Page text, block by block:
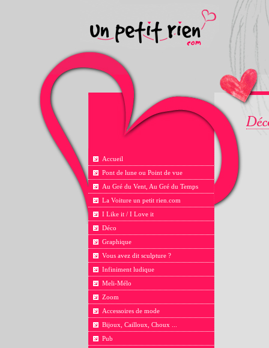
Accueil
Pont de lune ou Point de vue
Au Gré du Vent, Au Gré du Temps
La Voiture un petit rien.com
I Like it / I Love it
Déco
Graphique
Vous avez dit sculpture ?
Infiniment ludique
Meli-Mélo
Zoom
Accessoires de mode
Bijoux, Cailloux, Choux ...
Pub